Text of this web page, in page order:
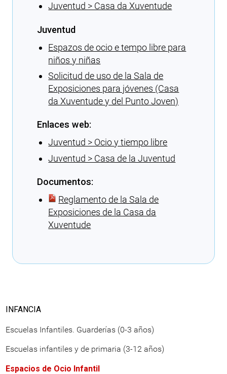
Juventud > Casa da Xuventude
Juventud
Espazos de ocio e tempo libre para
niños y niñas
Solicitud de uso de la Sala de
Exposiciones para jóvenes (Casa
da Xuventude y del Punto Joven)
Enlaces web:
Juventud > Ocio y tiempo libre
Juventud > Casa de la Juventud
Documentos:
Reglamento de la Sala de
Exposiciones de la Casa da
Xuventude
INFANCIA
Escuelas Infantiles. Guarderías (0-3 años)
Escuelas infantiles y de primaria (3-12 años)
Espacios de Ocio Infantil